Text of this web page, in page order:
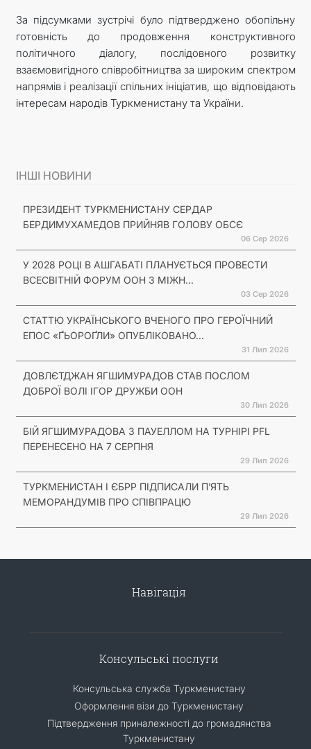
За підсумками зустрічі було підтверджено обопільну
готовність до продовження конструктивного
політичного діалогу, послідовного розвитку
взаємовигідного співробітництва за широким спектром
напрямів і реалізації спільних ініціатив, що відповідають
інтересам народів Туркменистану та України.
ІНШІ НОВИНИ
ПРЕЗИДЕНТ ТУРКМЕНИСТАНУ СЕРДАР
БЕРДИМУХАМЕДОВ ПРИЙНЯВ ГОЛОВУ ОБСЄ
06 Сер 2026
У 2028 РОЦІ В АШГАБАТІ ПЛАНУЄТЬСЯ ПРОВЕСТИ
ВСЕСВІТНІЙ ФОРУМ ООН З МІЖН...
03 Сер 2026
СТАТТЮ УКРАЇНСЬКОГО ВЧЕНОГО ПРО ГЕРОЇЧНИЙ
ЕПОС «ҐЬОРОҐЛИ» ОПУБЛІКОВАНО...
31 Лип 2026
ДОВЛЄТДЖАН ЯГШИМУРАДОВ СТАВ ПОСЛОМ
ДОБРОЇ ВОЛІ ІГОР ДРУЖБИ ООН
30 Лип 2026
БІЙ ЯГШИМУРАДОВА З ПАУЕЛЛОМ НА ТУРНІРІ PFL
ПЕРЕНЕСЕНО НА 7 СЕРПНЯ
29 Лип 2026
ТУРКМЕНИСТАН І ЄБРР ПІДПИСАЛИ П’ЯТЬ
МЕМОРАНДУМІВ ПРО СПІВПРАЦЮ
29 Лип 2026
Навігація
Консульські послуги
Консульська служба Туркменистану
Оформлення візи до Туркменистану
Підтвердження приналежності до громадянства
Туркменистану